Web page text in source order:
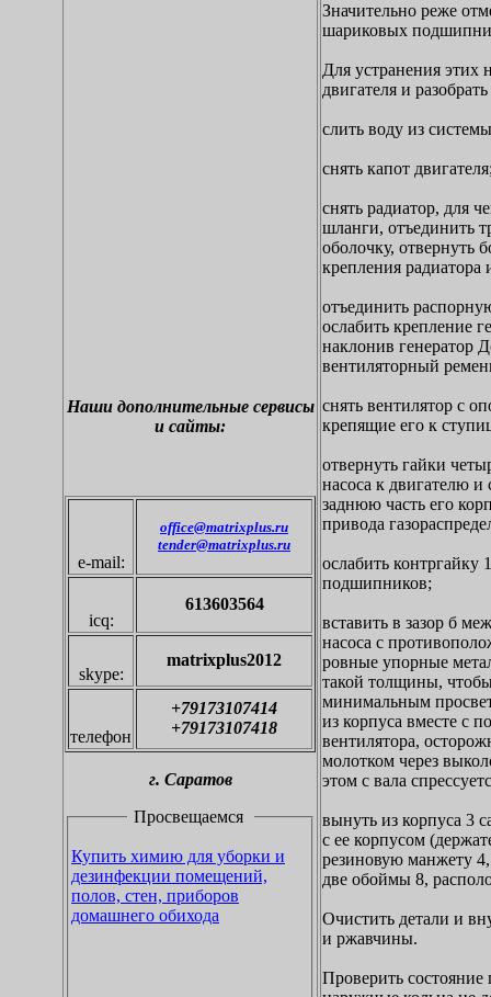
Наши дополнительные сервисы
и сайты:
e-mail:
office@matrixplus.ru
tender@matrixplus.ru
icq:
613603564
skype:
matrixplus2012
телефон
+79173107414
+79173107418
г. Саратов
Просвещаемся
Купить химию для уборки и
дезинфекции помещений,
полов, стен, приборов
домашнего обихода
Значительно реже
шариковых
Для устранения этих
двигателя и
слить воду из
снять капот
снять радиатор, для
шланги, отъединить
оболочку, отвернуть
крепления радиатора
отъединить
ослабить крепление
наклонив генератор
вентиляторный
снять вентилятор с
крепящие его к
отвернуть гайки
насоса к двигателю
заднюю часть его
привода
ослабить
подшипников;
вставить в зазор б
насоса с
ровные упорные
такой толщины,
минимальным
из корпуса вместе с
вентилятора,
молотком через
этом с вала
вынуть из корпуса 3
с ее корпусом
резиновую манжету
две обоймы 8,
Очистить детали и
и ржавчины.
Проверить